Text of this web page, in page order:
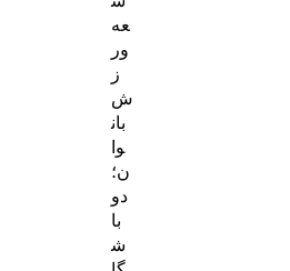
عه
ور
ز
ش
بان
وا
ن؛
دو
با
ش